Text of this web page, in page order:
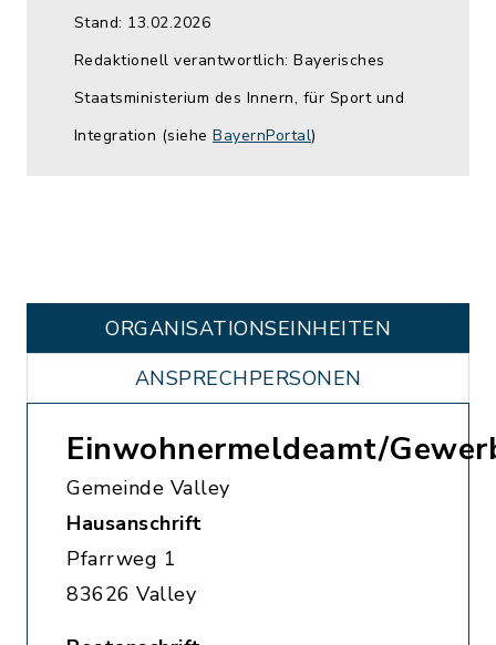
Stand: 13.02.2026
Redaktionell verantwortlich: Bayerisches
Staatsministerium des Innern, für Sport und
Integration (siehe BayernPortal)
ORGANISATIONS­EINHEITEN
ANSPRECHPERSONEN
Einwohnermeldeamt/
Gemeinde Valley
Hausanschrift
Pfarrweg 1
83626 Valley